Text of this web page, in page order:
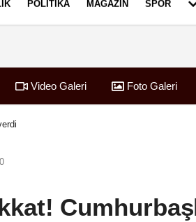
POLITIKA MAGAZIN SPOR
MI?Video Galeri Foto Galeri